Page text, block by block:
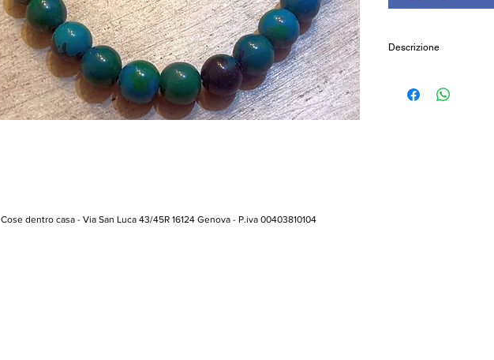
Descrizione
Dimensione sfere:
Cose dentro casa - Via San Luca 43/45R 16124 Genova - P.iva 00403810104